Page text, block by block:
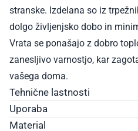
stranske. Izdelana so iz
dolgo življenjsko dobo in
Vrata se ponašajo z dobro
zanesljivo varnostjo, kar
vašega doma.
Tehnične lastnosti
Uporaba
Material